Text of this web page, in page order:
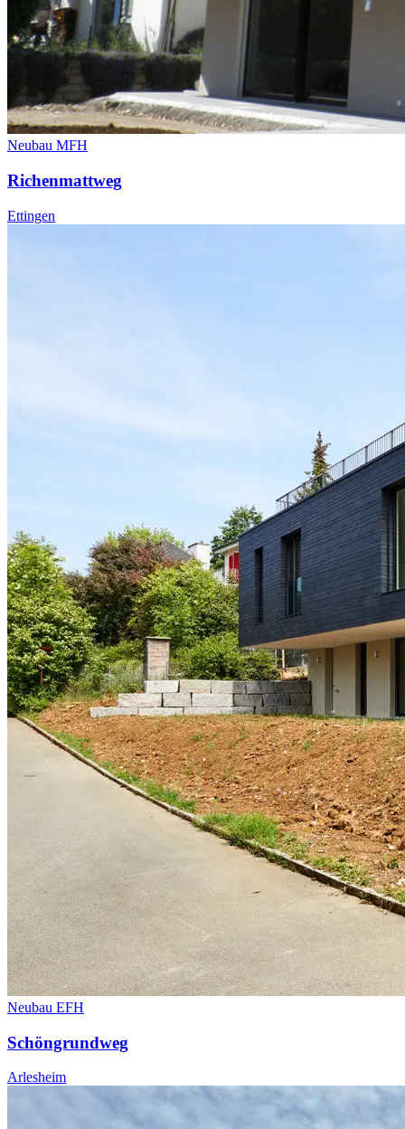
Neubau MFH
Richenmattweg
Ettingen
Neubau EFH
Schöngrundweg
Arlesheim